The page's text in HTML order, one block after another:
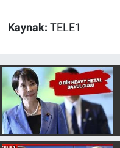
Kaynak: TELE1
Popüler
Programlar
Sağlık